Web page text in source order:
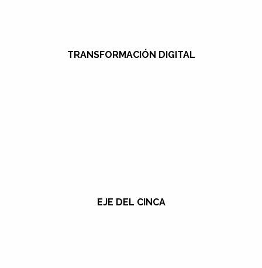
TRANSFORMACIÓN DIGITAL
EJE DEL CINCA